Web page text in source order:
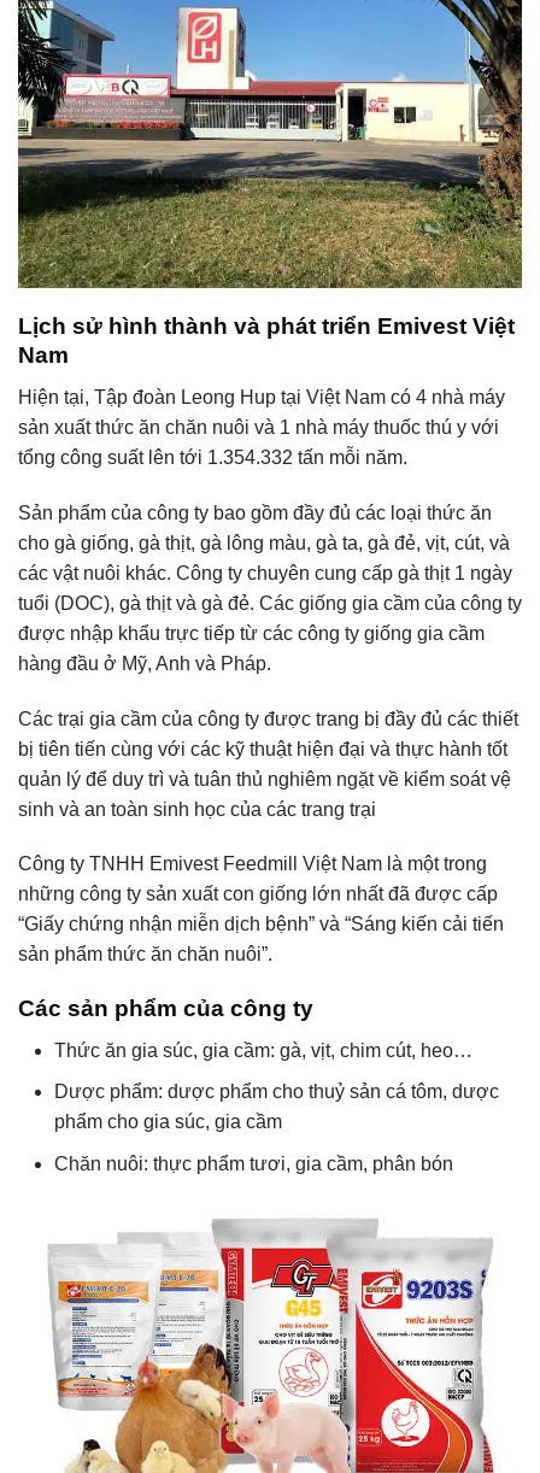
Lịch sử hình thành và phát triển Emivest Việt
Nam
Hiện tại, Tập đoàn Leong Hup tại Việt Nam có 4 nhà máy
sản xuất thức ăn chăn nuôi và 1 nhà máy thuốc thú y với
tổng công suất lên tới 1.354.332 tấn mỗi năm.
Sản phẩm của công ty bao gồm đầy đủ các loại thức ăn
cho gà giống, gà thịt, gà lông màu, gà ta, gà đẻ, vịt, cút, và
các vật nuôi khác. Công ty chuyên cung cấp gà thịt 1 ngày
tuổi (DOC), gà thịt và gà đẻ. Các giống gia cầm của công ty
được nhập khẩu trực tiếp từ các công ty giống gia cầm
hàng đầu ở Mỹ, Anh và Pháp.
Các trại gia cầm của công ty được trang bị đầy đủ các thiết
bị tiên tiến cùng với các kỹ thuật hiện đại và thực hành tốt
quản lý để duy trì và tuân thủ nghiêm ngặt về kiểm soát vệ
sinh và an toàn sinh học của các trang trại
Công ty TNHH Emivest Feedmill Việt Nam là một trong
những công ty sản xuất con giống lớn nhất đã được cấp
“Giấy chứng nhận miễn dịch bệnh” và “Sáng kiến cải tiến
sản phẩm thức ăn chăn nuôi”.
Các sản phẩm của công ty
Thức ăn gia súc, gia cầm: gà, vịt, chim cút, heo…
Dược phẩm: dược phẩm cho thuỷ sản cá tôm, dược
phẩm cho gia súc, gia cầm
Chăn nuôi: thực phẩm tươi, gia cầm, phân bón